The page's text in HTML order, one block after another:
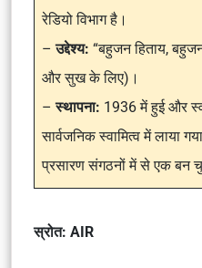
रेडियो विभाग है।
–उद्देश्य: “बहुजन हिताय,
और सुख के लिए)।
–स्थापना: 1936 में हुई और
सार्वजनिक स्वामित्व में
प्रसारण संगठनों में से एक बन
स्रोत: AIR